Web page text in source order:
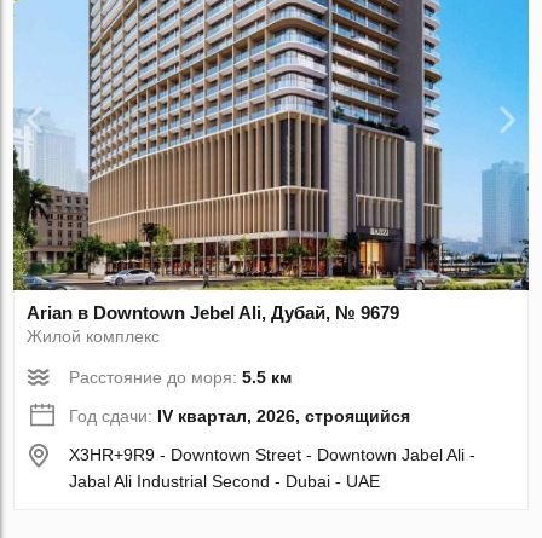
Arian в Downtown Jebel Ali, Дубай, № 9679
Жилой комплекс
Расстояние до моря:5.5 км
Год сдачи: IV квартал, 2026, строящийся
X3HR+9R9 - Downtown Street - Downtown Jabel Ali -
Jabal Ali Industrial Second - Dubai - UAE